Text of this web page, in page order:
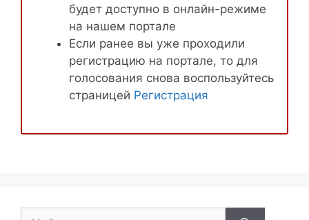
будет доступно в онлайн-режиме
на нашем портале
Если ранее вы уже проходили
регистрацию на портале, то для
голосования снова воспользуйтесь
страницей Регистрация